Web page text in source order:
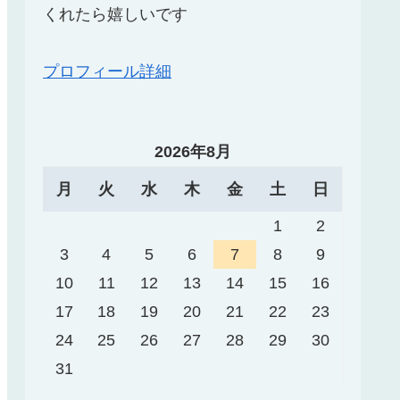
くれたら嬉しいです
プロフィール詳細
2026年8月
月 火 水 木 金 土 日
1
2
3
4 5 6 7 8
9
10
11 12 13 14 15
16
17
18 19 20 21 22
23
24
25 26 27 28 29
30
31